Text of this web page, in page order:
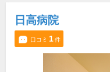
日高病院
口コミ 1件